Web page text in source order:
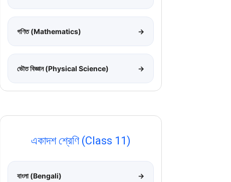
গণিত (Mathematics) →
ভৌত বিজ্ঞান (Physical Science) →
একাদশ শ্রেণি (Class 11)
বাংলা (Bengali) →